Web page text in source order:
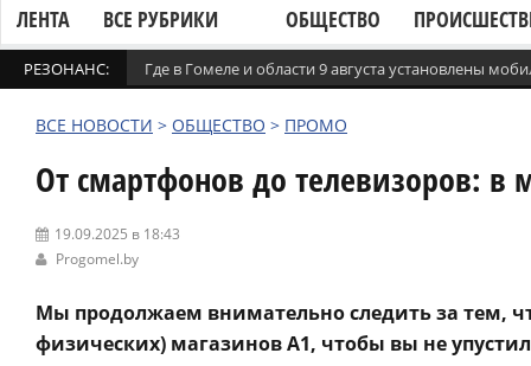
ЛЕНТА ВСЕ РУБРИКИ ОБЩЕСТВО
РЕЗОНАНС: Где в Гомеле и области 9 августа установлены
ВСЕ НОВОСТИ > ОБЩЕСТВО > ПРОМО
От смартфонов до телевизоров: в
19.09.2025 в 18:43
Progomel.by
Мы продолжаем внимательно следить за тем,
физических) магазинов А1, чтобы вы не